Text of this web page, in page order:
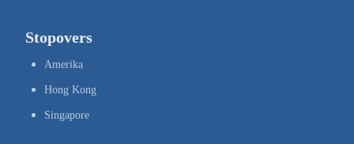
Stopovers
Amerika
Hong Kong
Singapore